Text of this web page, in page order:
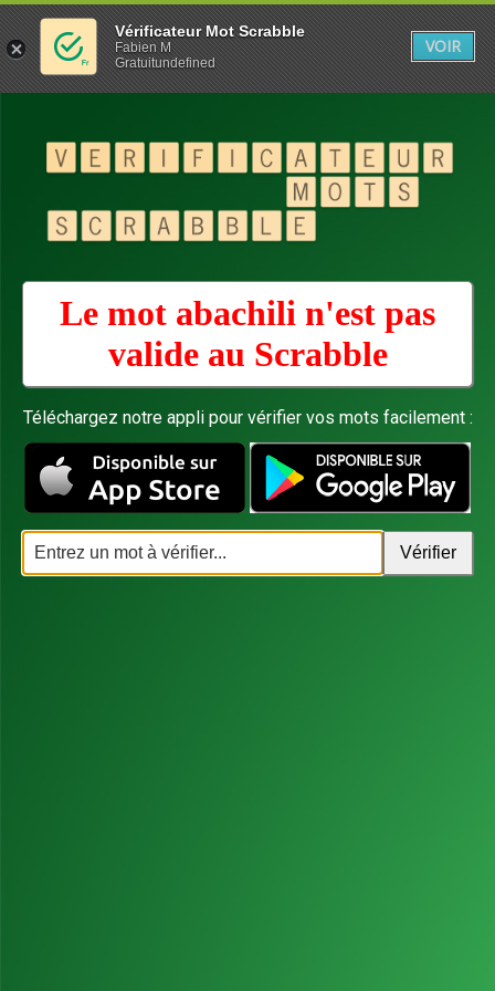
Le mot abachili n'est pas
valide au Scrabble
Téléchargez notre appli pour vérifier vos mots facilement :
Vérificateur Mot Scrabble
Fabien M
Gratuitundefined
VOIR